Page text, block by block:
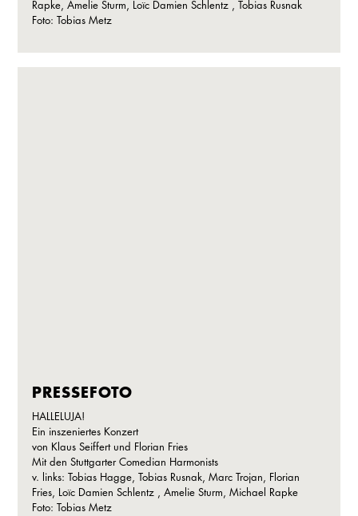
Rapke, Amelie Sturm, Loïc Damien Schlentz , Tobias Rusnak
Foto: Tobias Metz
PRESSEFOTO
HALLELUJA!
Ein inszeniertes Konzert
von Klaus Seiffert und Florian Fries
Mit den Stuttgarter Comedian Harmonists
v. links: Tobias Hagge, Tobias Rusnak, Marc Trojan, Florian
Fries, Loïc Damien Schlentz , Amelie Sturm, Michael Rapke
Foto: Tobias Metz